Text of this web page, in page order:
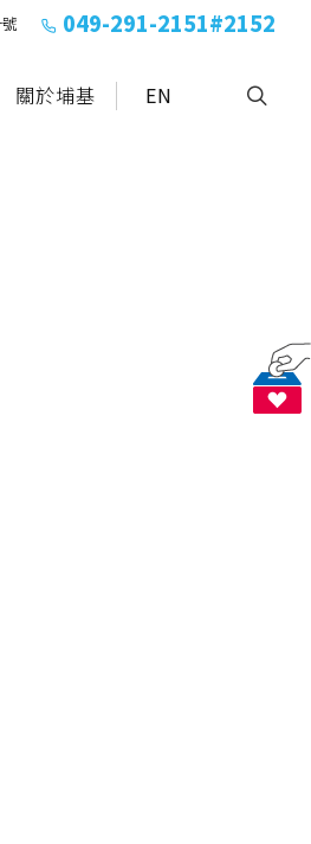
049-291-2151#2152
關於埔基 EN